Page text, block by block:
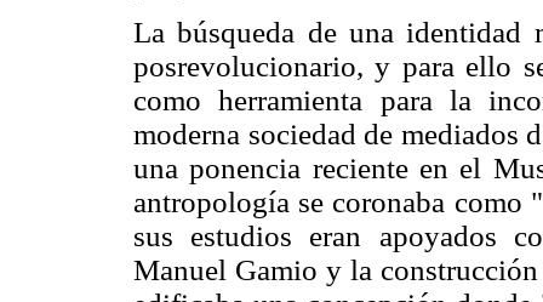
La búsqueda de una identidad
posrevolucionario, y para ello
como herramienta para la
moderna sociedad de mediados
una ponencia reciente en el
antropología se coronaba como
sus estudios eran apoyados
Manuel Gamio y la